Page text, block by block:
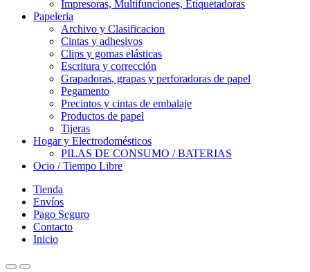
Impresoras, Multifunciones, Etiquetadoras
Papeleria
Archivo y Clasificacion
Cintas y adhesivos
Clips y gomas elásticas
Escritura y corrección
Grapadoras, grapas y perforadoras de papel
Pegamento
Precintos y cintas de embalaje
Productos de papel
Tijeras
Hogar y Electrodomésticos
PILAS DE CONSUMO / BATERIAS
Ocio / Tiempo Libre
Tienda
Envíos
Pago Seguro
Contacto
Inicio